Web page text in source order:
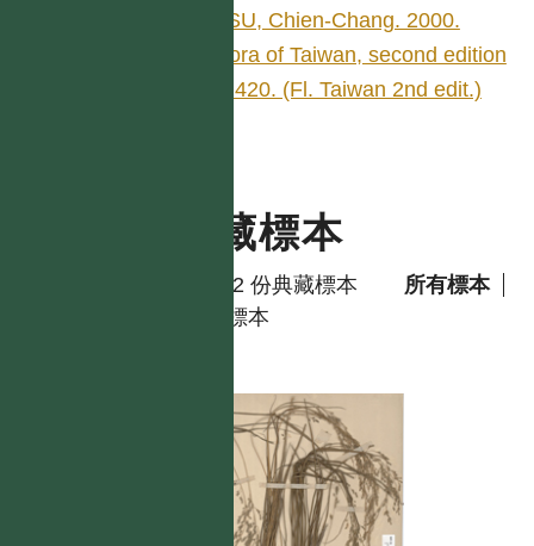
HSU, Chien-Chang. 2000.
Flora of Taiwan, second edition
5: 420. (Fl. Taiwan 2nd edit.)
典藏標本
共有 2 份典藏標本
所有標本
模式標本